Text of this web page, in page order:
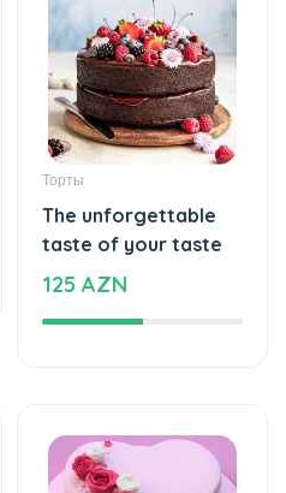
Торты
The unforgettable
taste of your taste
125 AZN